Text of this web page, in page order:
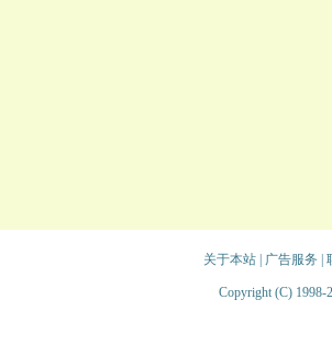
关于本站| 广告服务
Copyright (C) 1998-